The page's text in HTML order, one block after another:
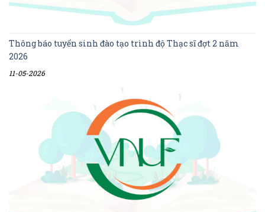
Thông báo tuyển sinh đào tạo trình độ Thạc sĩ đợt 2 năm
2026
11-05-2026